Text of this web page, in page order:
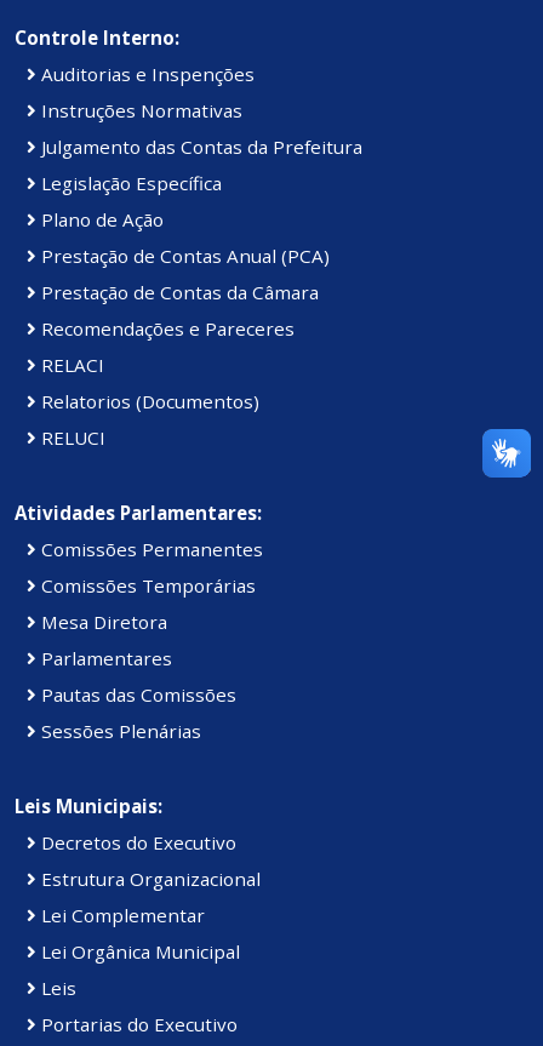
Controle Interno:
Auditorias e Inspenções
Instruções Normativas
Julgamento das Contas da Prefeitura
Legislação Específica
Plano de Ação
Prestação de Contas Anual (PCA)
Prestação de Contas da Câmara
Recomendações e Pareceres
RELACI
Relatorios (Documentos)
RELUCI
Atividades Parlamentares:
Comissões Permanentes
Comissões Temporárias
Mesa Diretora
Parlamentares
Pautas das Comissões
Sessões Plenárias
Leis Municipais:
Decretos do Executivo
Estrutura Organizacional
Lei Complementar
Lei Orgânica Municipal
Leis
Portarias do Executivo